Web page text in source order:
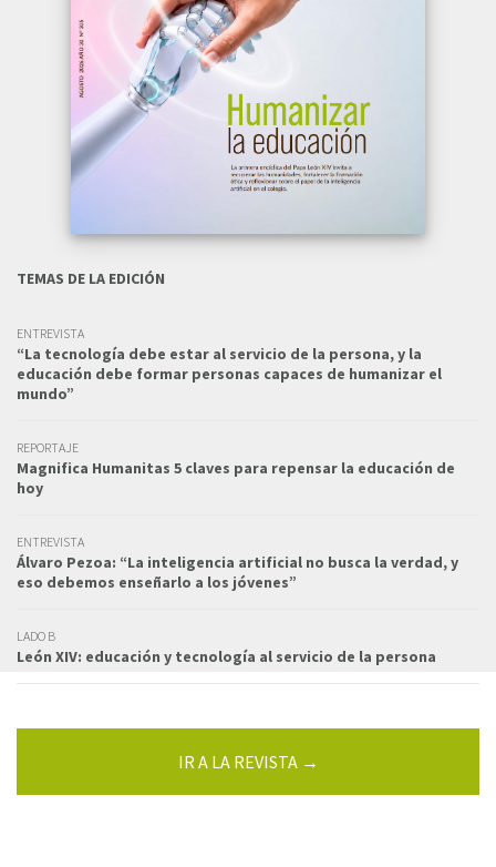
TEMAS DE LA EDICIÓN
ENTREVISTA
“La tecnología debe estar al servicio de la persona, y la
educación debe formar personas capaces de humanizar el
mundo”
REPORTAJE
Magnifica Humanitas 5 claves para repensar la educación de
hoy
ENTREVISTA
Álvaro Pezoa: “La inteligencia artificial no busca la verdad, y
eso debemos enseñarlo a los jóvenes”
LADO B
León XIV: educación y tecnología al servicio de la persona
IR A LA REVISTA →